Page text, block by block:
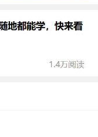
很常见的问
麻烦，下面就